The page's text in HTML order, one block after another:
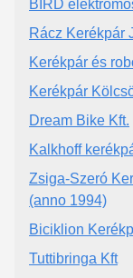
BIRD
Rácz Kerékpár
Kerékpár és
Kerékpár
Dream Bike Kft.
Kalkhoff
Zsiga-Szeró
(anno 1994)
Biciklion
Tuttibringa Kft